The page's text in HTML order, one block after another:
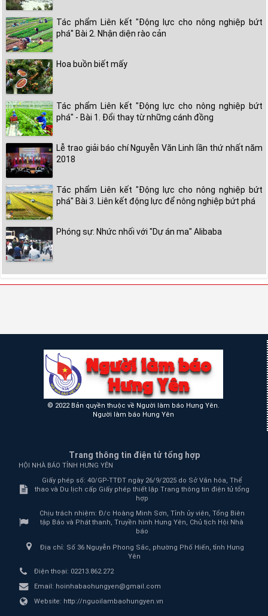
Tác phẩm Liên kết "Động lực cho nông nghiệp bứt
phá" Bài 2. Nhận diện rào cản
Hoa buồn biết mấy
Tác phẩm Liên kết "Động lực cho nông nghiệp bứt
phá" - Bài 1. Đổi thay từ những cánh đồng
Lễ trao giải báo chí Nguyễn Văn Linh lần thứ nhất năm
2018
Tác phẩm Liên kết "Động lực cho nông nghiệp bứt
phá" Bài 3. Liên kết động lực để nông nghiệp bứt phá
Phóng sự: Nhức nhối với "Dự án ma" Alibaba
© 2022 Bản quyền thuộc về Người làm báo Hưng Yên.
Người làm báo Hưng Yên
Trang thông tin điện tử tổng hợp
HỘI NHÀ BÁO TỈNH HƯNG YÊN
Giấy phép số: 40/GP-TTĐT ngày 26/9/2025 do Sở Văn hóa, Thể
thao và Du lịch cấp Giấy phép thiết lập Trang thông tin điện tử tổng
hợp
Chịu trách nhiệm: Đ/c Hoàng Minh Sơn, Tỉnh ủy viên, Tổng Biên
tập Báo và Phát thanh, Truyền hình Hưng Yên, Chủ tịch Hội Nhà
báo
Địa chỉ: Số 36 Nguyễn Phong Sắc, phường Phố Hiến, tỉnh Hưng
Yên
Điện thoại: 02213.862.272
Email: hoinhabaohungyen@gmail.com
Website: http://nguoilambaohungyen.vn